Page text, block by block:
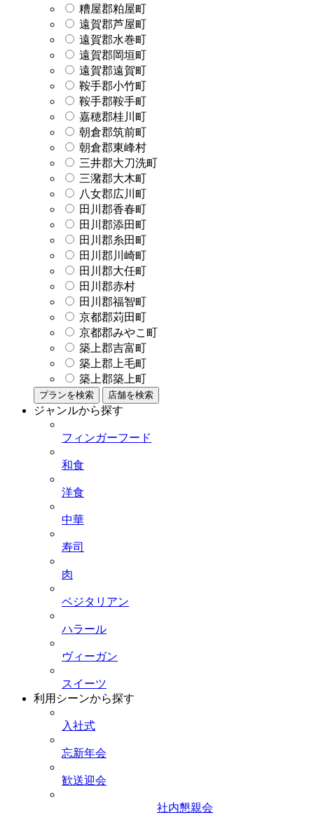
糟屋郡粕屋町
遠賀郡芦屋町
遠賀郡水巻町
遠賀郡岡垣町
遠賀郡遠賀町
鞍手郡小竹町
鞍手郡鞍手町
嘉穂郡桂川町
朝倉郡筑前町
朝倉郡東峰村
三井郡大刀洗町
三潴郡大木町
八女郡広川町
田川郡香春町
田川郡添田町
田川郡糸田町
田川郡川崎町
田川郡大任町
田川郡赤村
田川郡福智町
京都郡苅田町
京都郡みやこ町
築上郡吉富町
築上郡上毛町
築上郡築上町
プランを検索 店舗を検索
ジャンルから探す
フィンガーフード
和食
洋食
中華
寿司
肉
ベジタリアン
ハラール
ヴィーガン
スイーツ
利用シーンから探す
入社式
忘新年会
歓送迎会
社内懇親会